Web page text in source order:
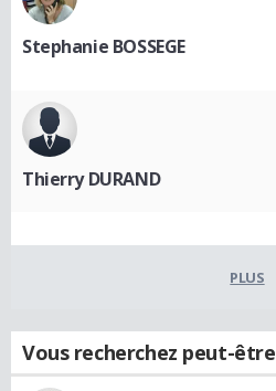
Stephanie BOSSEGE
Thierry DURAND
PLUS
Vous recherchez peut-être